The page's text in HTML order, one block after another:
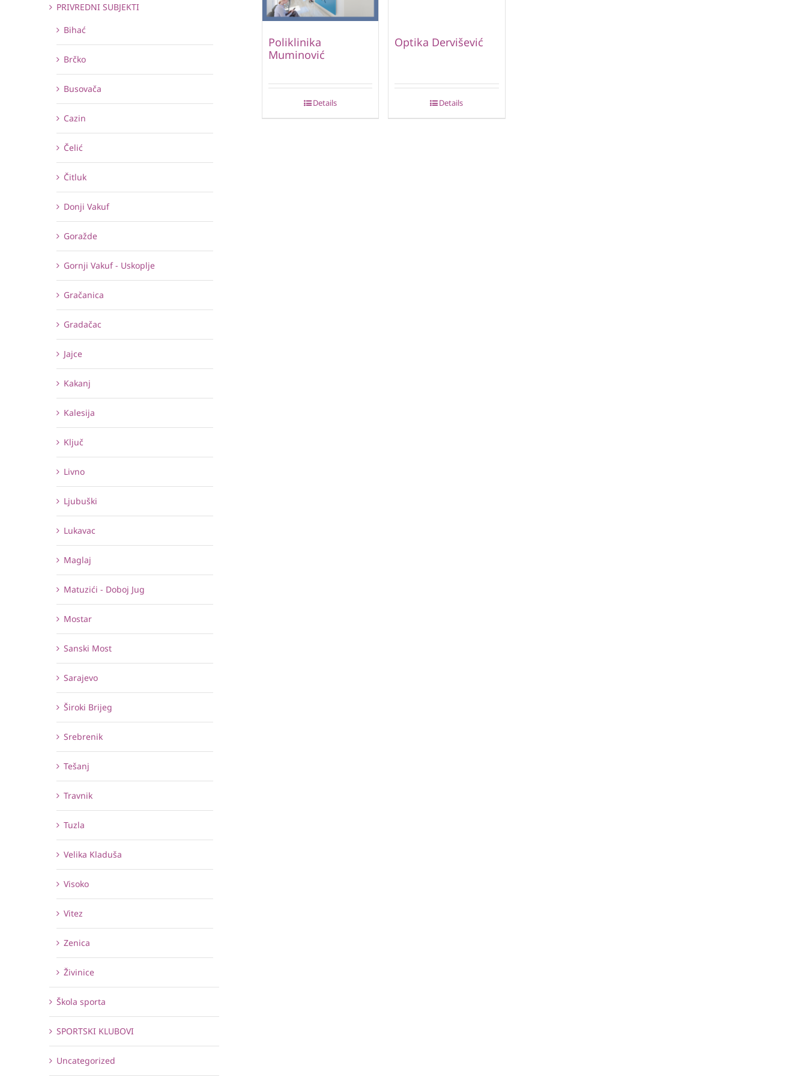
Poliklinika
Muminović
Details
Optika Dervišević
Details
PRIVREDNI SUBJEKTI
Bihać
Brčko
Busovača
Cazin
Čelić
Čitluk
Donji Vakuf
Goražde
Gornji Vakuf - Uskoplje
Gračanica
Gradačac
Jajce
Kakanj
Kalesija
Ključ
Livno
Ljubuški
Lukavac
Maglaj
Matuzići - Doboj Jug
Mostar
Sanski Most
Sarajevo
Široki Brijeg
Srebrenik
Tešanj
Travnik
Tuzla
Velika Kladuša
Visoko
Vitez
Zenica
Živinice
Škola sporta
SPORTSKI KLUBOVI
Uncategorized